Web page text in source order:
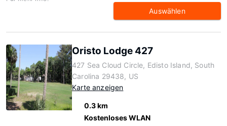
Auswählen
Oristo Lodge 427
427 Sea Cloud Circle, Edisto Island, South
Carolina 29438, US
Karte anzeigen
0.3 km
Kostenloses WLAN